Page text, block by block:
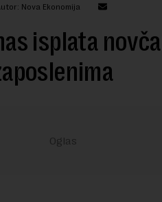
Nova Ekonomija
isplata